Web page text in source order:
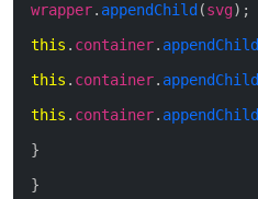
wrapper. appendChild (svg) ;
this . container. appendChild
this . container. appendChild
this . container. appendChild
}
}